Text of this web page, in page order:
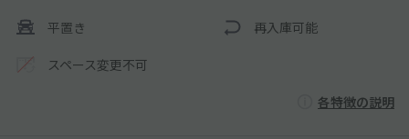
平置き 再入庫可能
スペース変更不可
各特徴の説明